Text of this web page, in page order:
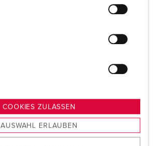
COOKIES ZULASSEN
AUSWAHL ERLAUBEN